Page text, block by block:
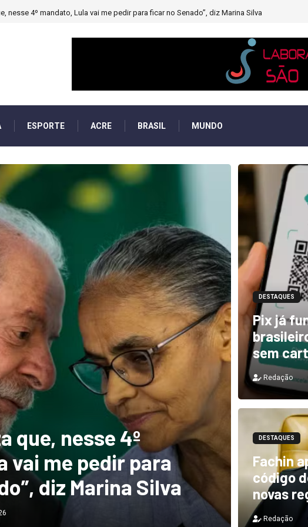
El Niño ‘muito forte’ diminuindo chuvas e provocando secas de rios
ESPORTE ACRE BRASIL MUNDO
que, nesse 4º
vai me pedir para
diz Marina Silva
DESTAQUES
DESTAQUES
Pix já
sem
Redação
DESTAQUES
Fachin
código
novas
Redação